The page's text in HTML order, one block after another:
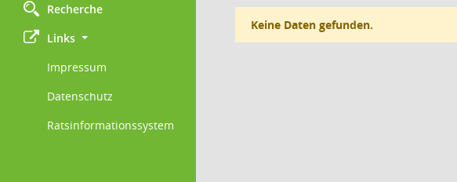
Recherche
Links
Impressum
Datenschutz
Ratsinformationssystem
Keine Daten gefunden.